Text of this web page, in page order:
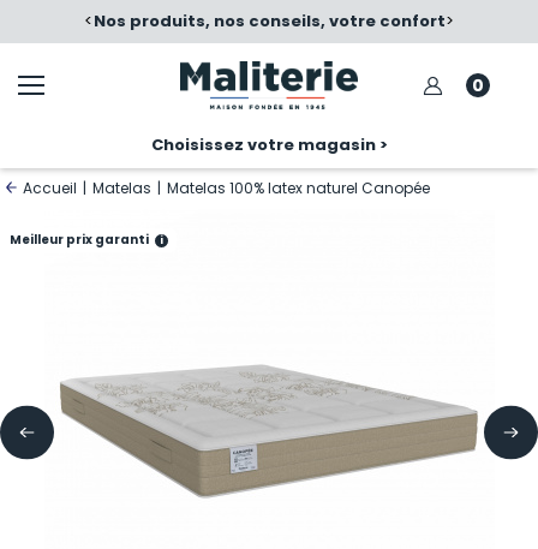
<Nos produits, nos conseils, votre confort>
0
Choisissez votre magasin >
Accueil | Matelas | Matelas 100% latex naturel Canopée
Meilleur prix garanti i